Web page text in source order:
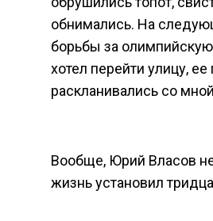
обнимались. На
борьбы за
хотел перейти улицу,
раскланивались со
Вообще, Юрий Власов
жизнь установил